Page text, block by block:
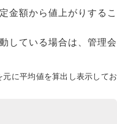
金額から値上がりするこ
している場合は、管理会
に平均値を算出し表示してお